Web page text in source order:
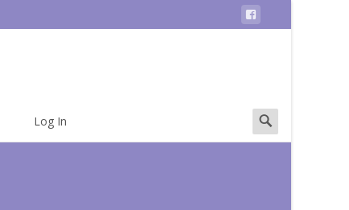
Log In
Search
for: